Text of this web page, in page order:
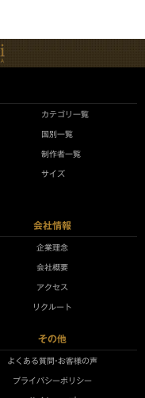
カテゴリ一覧
国別一覧
制作者一覧
サイズ
会社情報
企業理念
会社概要
アクセス
リクルート
その他
よくある質問•お客様の声
プライバシーポリシー